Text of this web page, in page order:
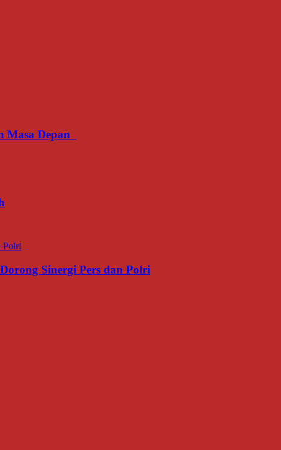
Masa Depan
Sinergi Pers dan Polri